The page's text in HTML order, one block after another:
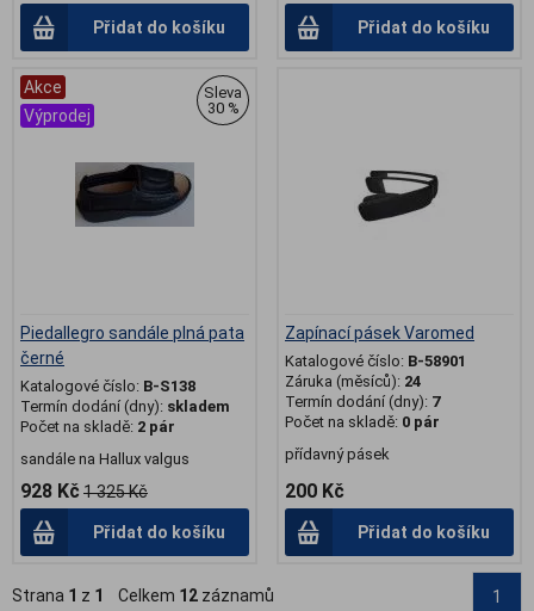
Přidat do košíku Přidat do košíku
Akce
Výprodej
Sleva
30 %
Piedallegro sandále plná pata
černé
Katalogové číslo: B-S138
Termín dodání (dny): skladem
Počet na skladě: 2 pár
sandále na Hallux valgus
928 Kč 1 325 Kč
Přidat do košíku
Zapínací pásek Varomed
Katalogové číslo: B-58901
Záruka (měsíců): 24
Termín dodání (dny): 7
Počet na skladě: 0 pár
přídavný pásek
200 Kč
Přidat do košíku
Strana 1 z 1 Celkem 12 záznamů 1